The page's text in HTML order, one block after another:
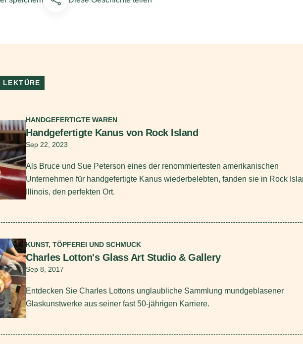
LEKTÜRE
HANDGEFERTIGTE WAREN
Handgefertigte Kanus von Rock Island
Sep 22, 2023
Als Bruce und Sue Peterson eines der renommiertesten amerikanischen
Unternehmen für handgefertigte Kanus wiederbelebten, fanden sie in Rock
Illinois, den perfekten Ort.
KUNST, TÖPFEREI UND SCHMUCK
Charles Lotton's Glass Art Studio & Gallery
Sep 8, 2017
Entdecken Sie Charles Lottons unglaubliche Sammlung mundgeblasener
Glaskunstwerke aus seiner fast 50-jährigen Karriere.